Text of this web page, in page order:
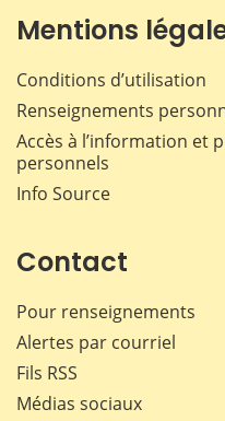
Mentions
Conditions d’utilisation
Renseignements
Accès à l’information et
personnels
Info Source
Contact
Pour renseignements
Alertes par courriel
Fils RSS
Médias sociaux